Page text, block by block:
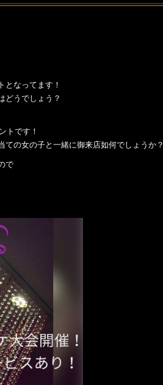
となってます！
どうでしょう？
トです！
の女の子と一緒に御来店如何でしょうか？
で